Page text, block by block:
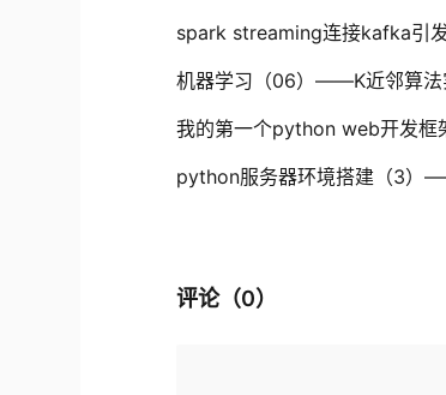
spark streaming连接kafka引
机器学习（06）——K近邻算法
我的第一个python web开发
python服务器环境搭建（3）
评论（0）